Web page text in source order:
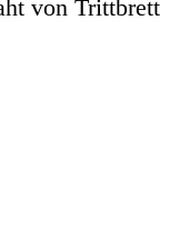
von Trittbrett